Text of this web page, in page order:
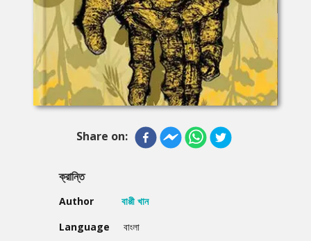
Share on:
ক্রান্তি
Author
বাপ্পী খান
Language
বাংলা